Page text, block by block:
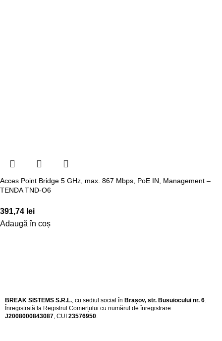
Acces Point Bridge 5 GHz, max. 867 Mbps, PoE IN, Management –
TENDA TND-O6
391,74 lei
Adaugă în coș
BREAK SISTEMS S.R.L., cu sediul social în Brașov, str. Busuiocului nr. 6.
Înregistrată la Registrul Comerțului cu numărul de înregistrare
J2008000843087, CUI 23576950.​